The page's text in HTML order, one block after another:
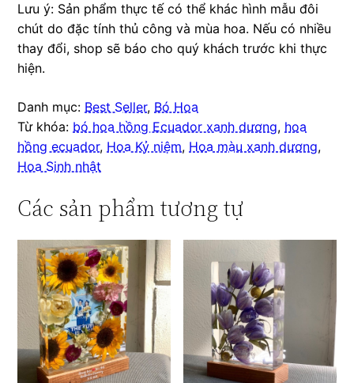
Lưu ý: Sản phẩm thực tế có thể khác hình mẫu đôi
chút do đặc tính thủ công và mùa hoa. Nếu có nhiều
thay đổi, shop sẽ báo cho quý khách trước khi thực
hiện.
Danh mục: Best Seller, Bó Hoa
Từ khóa: bó hoa hồng Ecuador xanh dương, hoa
hồng ecuador, Hoa Kỷ niệm, Hoa màu xanh dương,
Hoa Sinh nhật
Các sản phẩm tương tự